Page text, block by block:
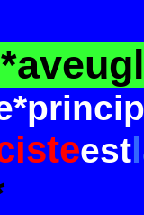
est